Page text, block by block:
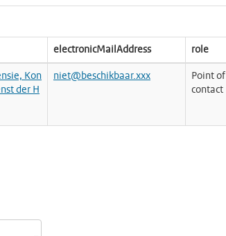
electronicMailAddress role
Kon
der H
niet@beschikbaar.xxx
Point of
contact